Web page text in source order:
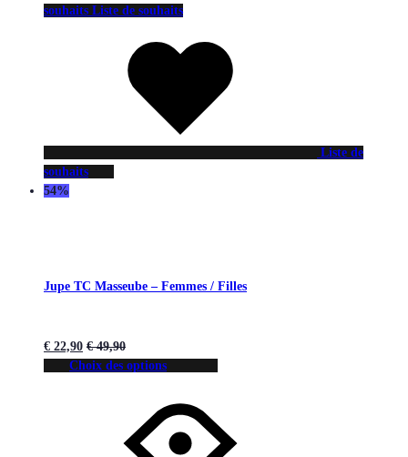
souhaits Liste de souhaits
Liste de
souhaits
54%
Jupe TC Masseube – Femmes / Filles
€ 22,90 €49,90
Choix des options